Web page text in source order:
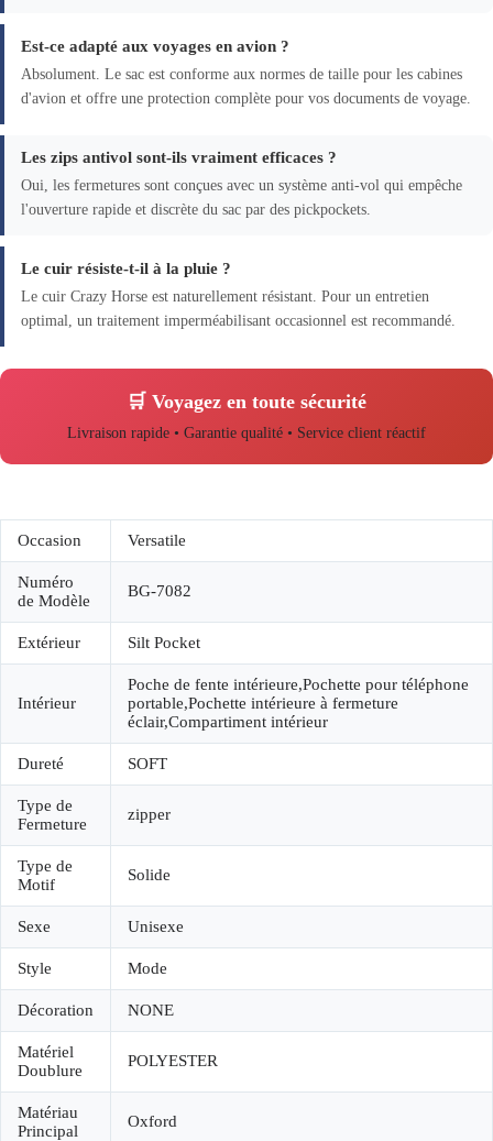
Est-ce adapté aux voyages en avion ?
Absolument. Le sac est conforme aux normes de taille pour les cabines
d'avion et offre une protection complète pour vos documents de voyage.
Les zips antivol sont-ils vraiment efficaces ?
Oui, les fermetures sont conçues avec un système anti-vol qui empêche
l'ouverture rapide et discrète du sac par des pickpockets.
Le cuir résiste-t-il à la pluie ?
Le cuir Crazy Horse est naturellement résistant. Pour un entretien
optimal, un traitement imperméabilisant occasionnel est recommandé.
🛒 Voyagez en toute sécurité
Livraison rapide • Garantie qualité • Service client réactif
Occasion Versatile
Numéro
de Modèle
BG-7082
Extérieur Silt Pocket
Intérieur
Poche de fente intérieure,Pochette pour téléphone
portable,Pochette intérieure à fermeture
éclair,Compartiment intérieur
Dureté SOFT
Type de
Fermeture
zipper
Type de
Motif
Solide
Sexe Unisexe
Style Mode
Décoration NONE
Matériel
Doublure
POLYESTER
Matériau
Principal
Oxford